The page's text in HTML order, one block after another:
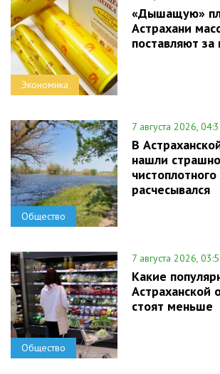
Экономика
«Дышащую»
Астрахани
поставляют за
Общество
7 августа 2026,
В
нашли
расчесывался
Общество
7 августа 2026,
Какие
Астраханской
стоят меньше